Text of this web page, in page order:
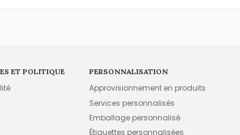
ET POLITIQUE PERSONNALISATION
Approvisionnement en produits
Services personnalisés
Emballage personnalisé
Étiquettes personnalisées